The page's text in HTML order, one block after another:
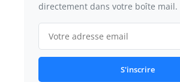
directement dans votre boîte mail.
S'inscrire